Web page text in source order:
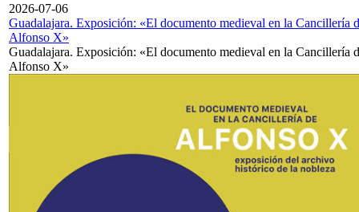
2026-07-06
Guadalajara. Exposición: «El documento medieval en la Cancillería
Alfonso X»
Guadalajara. Exposición: «El documento medieval en la Cancillería
Alfonso X»